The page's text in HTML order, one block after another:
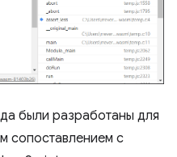
были разработаны для
сопоставлением с